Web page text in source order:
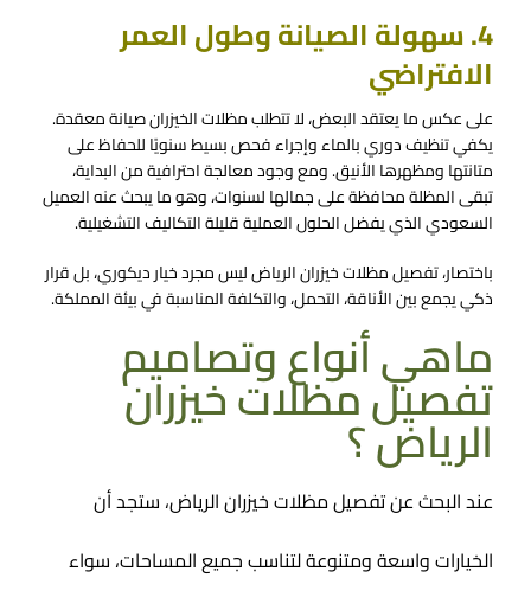
4. سهولة الصيانة وطول العمر
الافتراضي
على عكس ما يعتقد البعض، لا تتطلب مظلات الخيزران صيانة معقدة.
يكفي تنظيف دوري بالماء وإجراء فحص بسيط سنويًا للحفاظ على
متانتها ومظهرها الأنيق. ومع وجود معالجة احترافية من البداية،
تبقى المظلة محافظة على جمالها لسنوات، وهو ما يبحث عنه العميل
السعودي الذي يفضل الحلول العملية قليلة التكاليف التشغيلية.
باختصار، تفصيل مظلات خيزران الرياض ليس مجرد خيار ديكوري، بل قرار
ذكي يجمع بين الأناقة، التحمل، والتكلفة المناسبة في بيئة المملكة.
ماهي أنواع وتصاميم
تفصيل مظلات خيزران
الرياض ؟
عند البحث عن تفصيل مظلات خيزران الرياض، ستجد أن
الخيارات واسعة ومتنوعة لتناسب جميع المساحات، سواء